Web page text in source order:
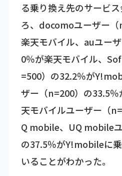
る乗り換え先のサービ
ろ、docomoユーザー
楽天モバイル、auユー
0％が楽天モバイル、
=500）の32.2％が
ザー（n=200）の33.5
天モバイルユーザー（
Q mobile、UQ mobileユ
の37.5％がY!mobileに
いることがわかった。